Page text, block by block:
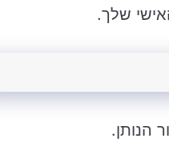
שלך.
הנותן.